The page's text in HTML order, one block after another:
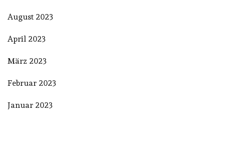
August 2023
April 2023
März 2023
Februar 2023
Januar 2023